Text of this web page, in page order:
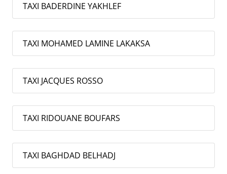
TAXI BADERDINE YAKHLEF
TAXI MOHAMED LAMINE LAKAKSA
TAXI JACQUES ROSSO
TAXI RIDOUANE BOUFARS
TAXI BAGHDAD BELHADJ